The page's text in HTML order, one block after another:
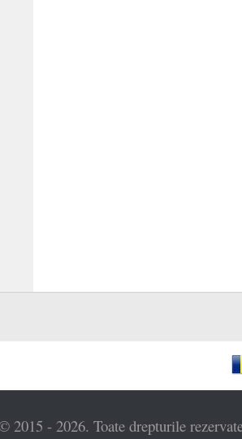
- 2026. Toate drepturile